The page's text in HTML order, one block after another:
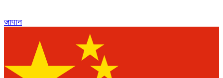
जापान